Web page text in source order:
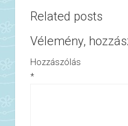
Related posts
Vélemény,
Hozzászólás
*